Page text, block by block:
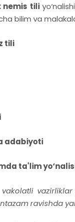
nemis tili
bilim va
tili
adabiyoti
ta'lim
vakolatli
ravishda